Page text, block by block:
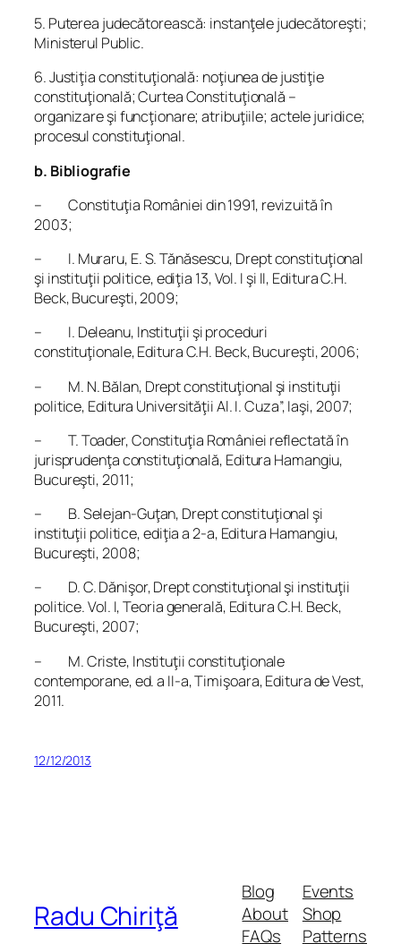
5. Puterea judecătorească: instanţele judecătoreşti;
Ministerul Public.
6. Justiţia constituţională: noţiunea de justiţie
constituţională; Curtea Constituţională –
organizare şi funcţionare; atribuţiile; actele juridice;
procesul constituţional.
b. Bibliografie
– Constituţia României din 1991, revizuită în
2003;
– I. Muraru, E. S. Tănăsescu, Drept constituţional
şi instituţii politice,ediţia 13, Vol. I şi II, Editura C.H.
Beck, Bucureşti, 2009;
– I. Deleanu, Instituţii şi proceduri
constituţionale, Editura C.H. Beck, Bucureşti, 2006;
– M. N. Bălan, Drept constituţional şi instituţii
politice, Editura Universităţii Al. I. Cuza”, Iaşi, 2007;
– T. Toader,Constituţia României reflectată în
jurisprudenţa constituţională, Editura Hamangiu,
Bucureşti, 2011;
– B. Selejan-Guţan, Drept constituţional şi
instituţii politice,ediţia a 2-a, Editura Hamangiu,
Bucureşti, 2008;
– D. C. Dănişor,Drept constituţional şi instituţii
politice.Vol. I,Teoria generală, Editura C.H. Beck,
Bucureşti, 2007;
– M. Criste, Instituţii constituţionale
contemporane, ed. a II-a, Timişoara, Editura de Vest,
2011.
12/12/2013
Radu Chiriţă
Blog
About
FAQs
Events
Shop
Patterns